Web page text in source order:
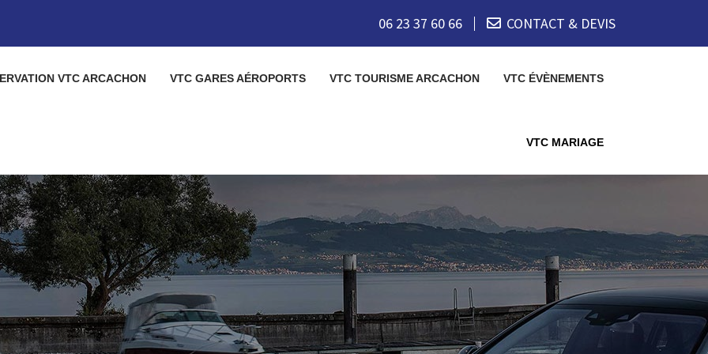
06 23 37 60 66 CONTACT & DEVIS
VTC ARCACHON VTC GARES AÉROPORTS VTC TOURISME ARCACHON VTC ÉVÈNEMENTS
VTC MARIAGE